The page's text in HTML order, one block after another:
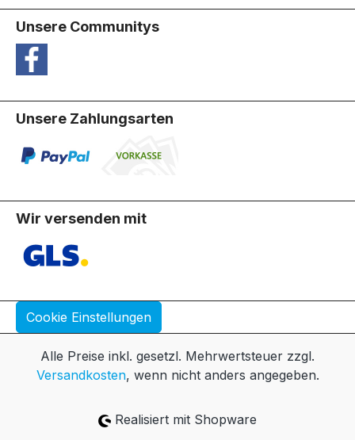
Unsere Communitys
Unsere Zahlungsarten
Wir versenden mit
Cookie Einstellungen
Alle Preise inkl. gesetzl. Mehrwertsteuer zzgl.
Versandkosten, wenn nicht anders angegeben.
Realisiert mit Shopware